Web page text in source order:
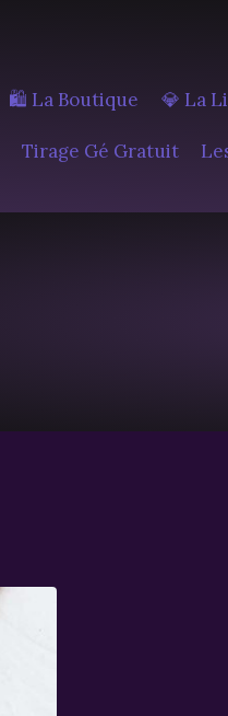
🛍️ La Boutique 💎 La
Tirage Gé Gratuit